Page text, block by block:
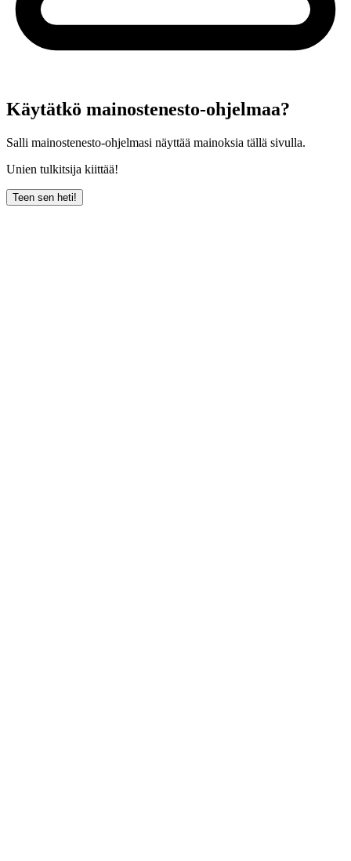
Käytätkö mainostenesto-ohjelmaa?
Salli mainostenesto-ohjelmasi näyttää mainoksia tällä sivulla.
Unien tulkitsija kiittää!
Teen sen heti!